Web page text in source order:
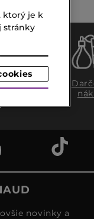
novinky a
ktorý je k
stránky